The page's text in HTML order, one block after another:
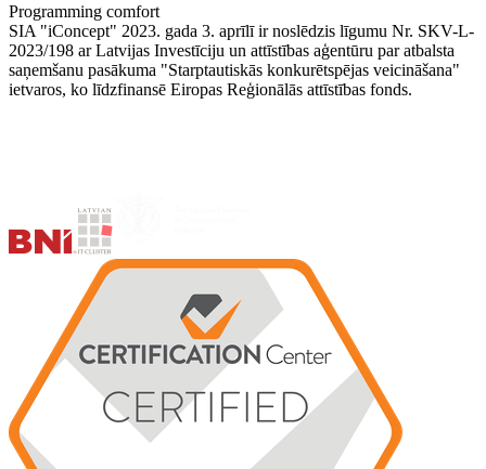
Programming comfort
SIA "iConcept" 2023. gada 3. aprīlī ir noslēdzis līgumu Nr. SKV-L-
2023/198 ar Latvijas Investīciju un attīstības aģentūru par atbalsta
saņemšanu pasākuma "Starptautiskās konkurētspējas veicināšana"
ietvaros, ko līdzfinansē Eiropas Reģionālās attīstības fonds.